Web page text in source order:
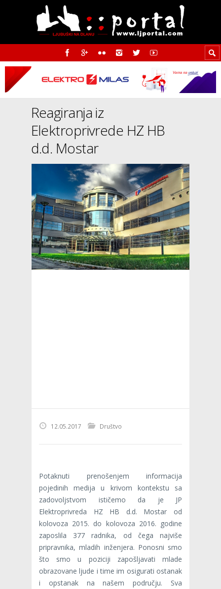
Reagiranja iz
Elektroprivrede HZ HB
d.d. Mostar
12.05.2017 Društvo
Potaknuti prenošenjem informacija
pojedinih medija u krivom kontekstu sa
zadovoljstvom ističemo da je JP
Elektroprivreda HZ HB d.d. Mostar od
kolovoza 2015. do kolovoza 2016. godine
zaposlila 377 radnika, od čega najviše
pripravnika, mladih inženjera. Ponosni smo
što smo u poziciji zapošljavati mlade
obrazovane ljude i time im osigurati ostanak
i opstanak na našem području. Sva